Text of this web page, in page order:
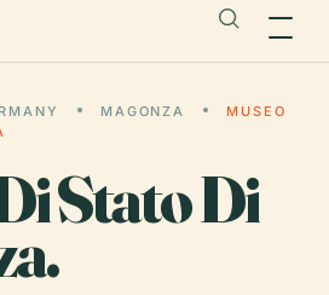
MAGONZA
MUSEO
Stato Di